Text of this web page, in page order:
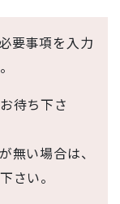
要事項を入力
待ち下さ
無い場合は、
さい。